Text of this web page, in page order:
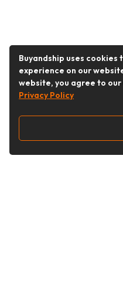
Buyandship uses
experience on our
website, you agree to
Privacy Policy